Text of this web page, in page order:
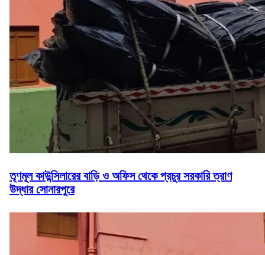
তৃণমূল কাউন্সিলারের বাড়ি ও অফিস থেকে প্রচুর সরকারি ত্রাণ
উদ্ধার সোনারপুরে